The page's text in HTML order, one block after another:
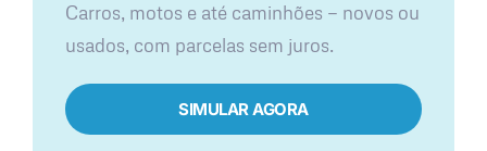
Carros, motos e até caminhões — novos ou
usados, com parcelas sem juros.
SIMULAR AGORA